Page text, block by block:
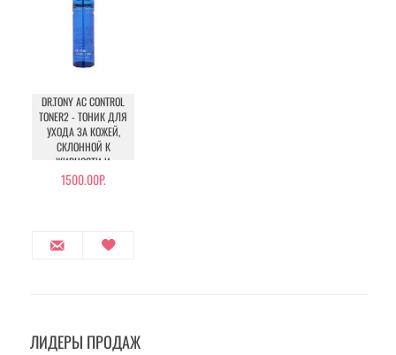
DR.TONY AC CONTROL
TONER2 - ТОНИК ДЛЯ
УХОДА ЗА КОЖЕЙ,
СКЛОННОЙ К
ЖИРНОСТИ И
ПОЯВЛЕНИЮ АКНЕ
1500.00Р.
ЛИДЕРЫ ПРОДАЖ